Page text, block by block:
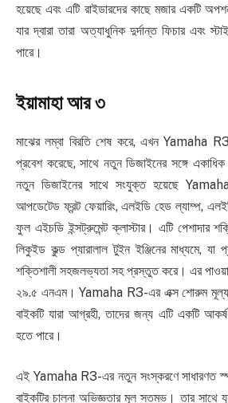
হয়েছে এবং এটি রাইডারদের কাছে মজার একটি
যার দ্বারা তারা অত্যাধুনিক দুর্দান্ত ফিচার এবং
পারে।
ইয়ামাহা আর ৩
মাঝের লম্বা বিরতি শেষ করে, এখন Yamaha R3
প্রবেশ করেছে, সাথে নতুন ডিজাইনের সঙ্গে
নতুন ডিজাইনের সাথে সংযুক্ত হয়েছে
আপডেটেড ফ্রন্ট ফেয়ারিং, এলইডি হেড ল্যাম্প,
ফুল এইচডি ইন্সট্রুমেন্ট ক্লাস্টার। এটি পেশাদার
লিকুইড কুল্ড প্যারালাল টুইন ইঞ্জিনের মাধ্যমে, যা
শক্তিশালী সহজলভ্যতা সহ প্রস্তুত করে। এর
২৯.৫ এনএম। Yamaha R3-এর এক্স শোরুম মূল্য
বাইকটি যারা আগ্রহী, তাদের জন্য এটি একটি
হতে পারে।
এই Yamaha R3-এর নতুন সংস্করণে সাধারণত
বাইকটির চালনা অভিজ্ঞতার মূল স্তম্ভ। তার সাথে